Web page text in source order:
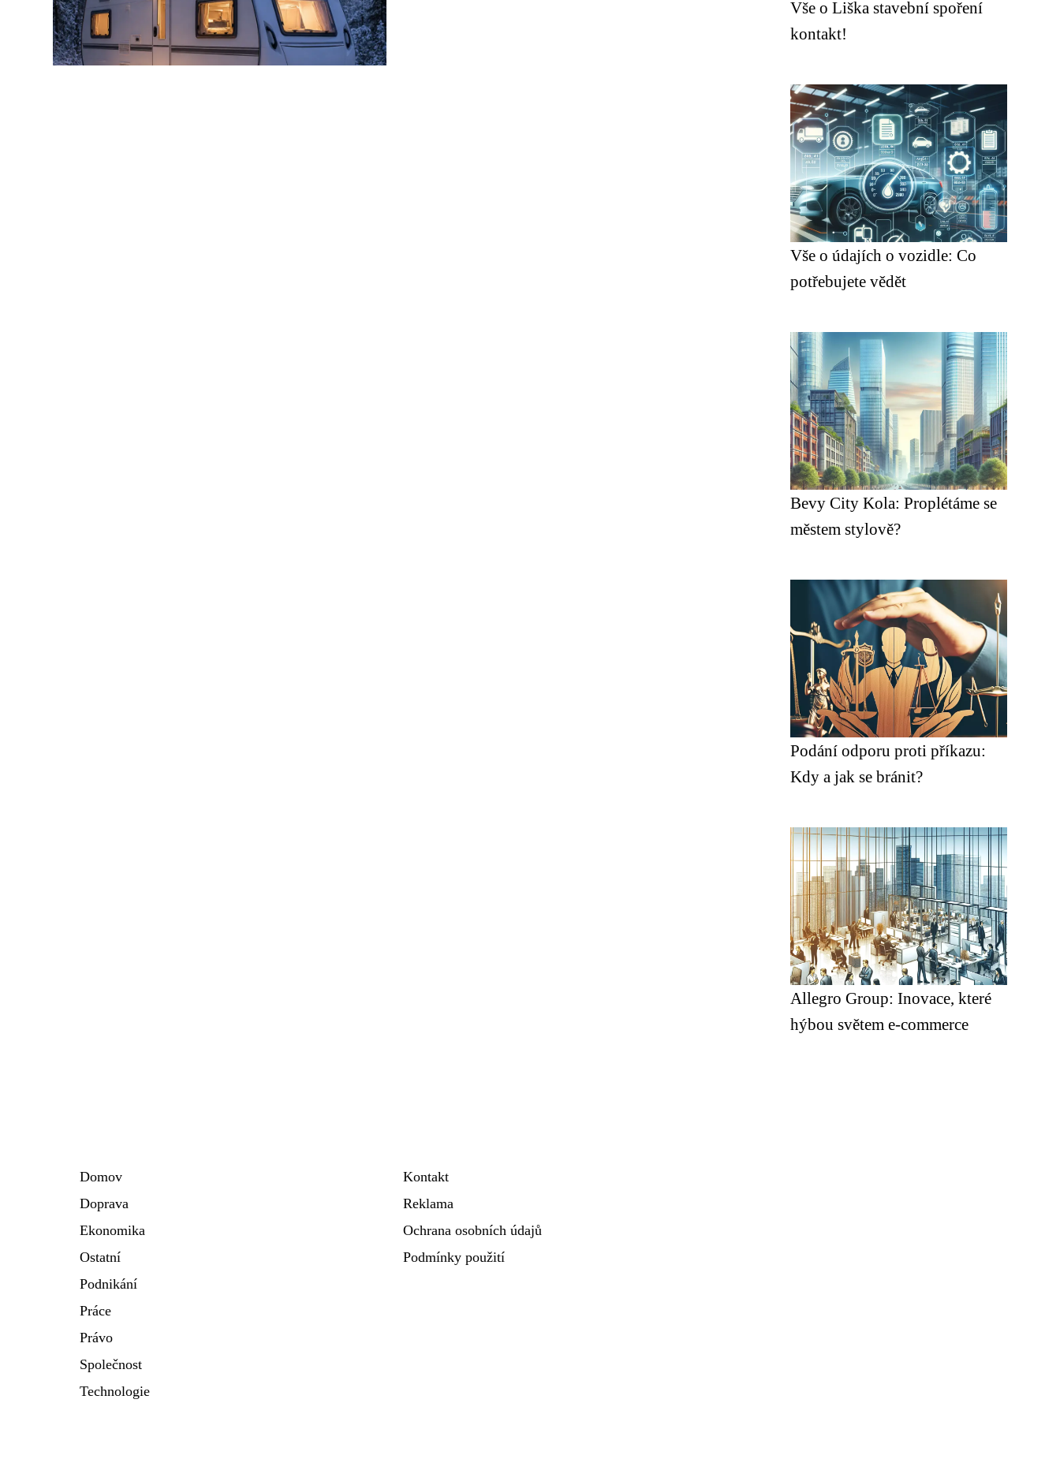
Vše o Liška stavební spoření
kontakt!
Vše o údajích o vozidle: Co
potřebujete vědět
Bevy City Kola: Proplétáme se
městem stylově?
Podání odporu proti příkazu:
Kdy a jak se bránit?
Allegro Group: Inovace, které
hýbou světem e-commerce
Domov
Doprava
Ekonomika
Ostatní
Podnikání
Práce
Právo
Společnost
Technologie
Kontakt
Reklama
Ochrana osobních údajů
Podmínky použití